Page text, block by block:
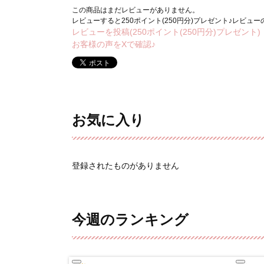
この商品はまだレビューがありません。
レビューすると250ポイント(250円分)プレゼント♪レビュー
レビューを投稿(250ポイント(250円分)プレゼント)
お客様の声をXで確認♪
お気に入り
登録されたものがありません
今週のランキング